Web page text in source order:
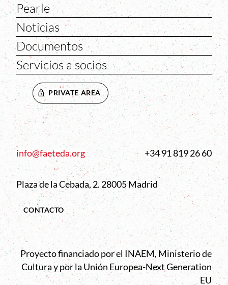
Pearle
Noticias
Documentos
Servicios a socios
PRIVATE AREA
info@faeteda.org +34 91 819 26 60
Plaza de la Cebada, 2. 28005 Madrid
CONTACTO
Proyecto financiado por el INAEM, Ministerio de
Cultura y por la Unión Europea-Next Generation
EU